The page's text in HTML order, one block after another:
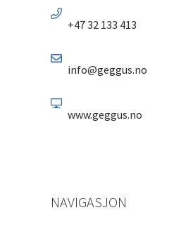
+47 32 133 413
info@geggus.no
www.geggus.no
NAVIGASJON